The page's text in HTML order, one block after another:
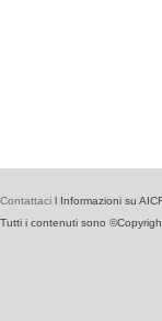
Contattaci l Informazioni su
Tutti i contenuti sono